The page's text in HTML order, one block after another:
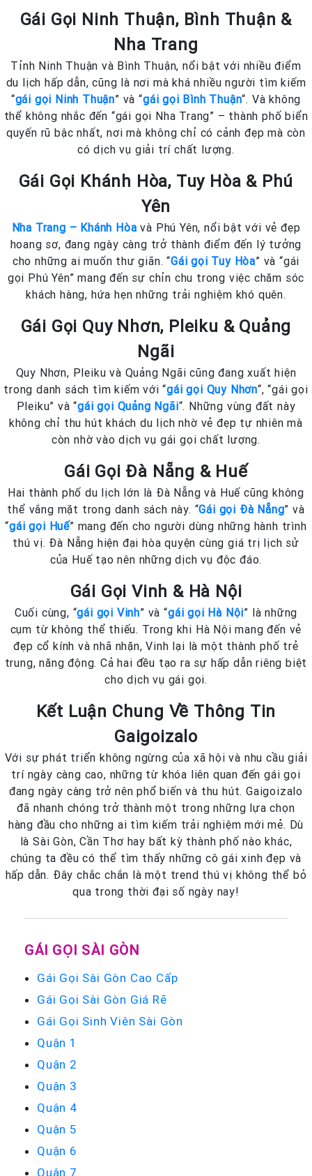
Gái Gọi Ninh Thuận, Bình Thuận &
Nha Trang
Tỉnh Ninh Thuận và Bình Thuận, nổi bật với nhiều điểm
du lịch hấp dẫn, cũng là nơi mà khá nhiều người tìm kiếm
“gái gọi Ninh Thuận” và “gái gọi Bình Thuận“. Và không
thể không nhắc đến “gái gọi Nha Trang” – thành phố biển
quyến rũ bậc nhất, nơi mà không chỉ có cảnh đẹp mà còn
có dịch vụ giải trí chất lượng.
Gái Gọi Khánh Hòa, Tuy Hòa & Phú
Yên
Nha Trang – Khánh Hòa và Phú Yên, nổi bật với vẻ đẹp
hoang sơ, đang ngày càng trở thành điểm đến lý tưởng
cho những ai muốn thư giãn. “Gái gọi Tuy Hòa” và “gái
gọi Phú Yên” mang đến sự chỉn chu trong việc chăm sóc
khách hàng, hứa hẹn những trải nghiệm khó quên.
Gái Gọi Quy Nhơn, Pleiku & Quảng
Ngãi
Quy Nhơn, Pleiku và Quảng Ngãi cũng đang xuất hiện
trong danh sách tìm kiếm với “gái gọi Quy Nhơn“, “gái gọi
Pleiku” và “gái gọi Quảng Ngãi“. Những vùng đất này
không chỉ thu hút khách du lịch nhờ vẻ đẹp tự nhiên mà
còn nhờ vào dịch vụ gái gọi chất lượng.
Gái Gọi Đà Nẵng & Huế
Hai thành phố du lịch lớn là Đà Nẵng và Huế cũng không
thể vắng mặt trong danh sách này. “Gái gọi Đà Nẵng” và
“gái gọi Huế” mang đến cho người dùng những hành trình
thú vị. Đà Nẵng hiện đại hòa quyện cùng giá trị lịch sử
của Huế tạo nên những dịch vụ độc đáo.
Gái Gọi Vinh & Hà Nội
Cuối cùng, “gái gọi Vinh” và “gái gọi Hà Nội” là những
cụm từ không thể thiếu. Trong khi Hà Nội mang đến vẻ
đẹp cổ kính và nhã nhặn, Vinh lại là một thành phố trẻ
trung, năng động. Cả hai đều tạo ra sự hấp dẫn riêng biệt
cho dịch vụ gái gọi.
Kết Luận Chung Về Thông Tin
Gaigoizalo
Với sự phát triển không ngừng của xã hội và nhu cầu giải
trí ngày càng cao, những từ khóa liên quan đến gái gọi
đang ngày càng trở nên phổ biến và thu hút. Gaigoizalo
đã nhanh chóng trở thành một trong những lựa chọn
hàng đầu cho những ai tìm kiếm trải nghiệm mới mẻ. Dù
là Sài Gòn, Cần Thơ hay bất kỳ thành phố nào khác,
chúng ta đều có thể tìm thấy những cô gái xinh đẹp và
hấp dẫn. Đây chắc chắn là một trend thú vị không thể bỏ
qua trong thời đại số ngày nay!
GÁI GỌI SÀI GÒN
Gái Gọi Sài Gòn Cao Cấp
Gái Gọi Sài Gòn Giá Rẽ
Gái Gọi Sinh Viên Sài Gòn
Quận 1
Quận 2
Quận 3
Quận 4
Quận 5
Quận 6
Quận 7